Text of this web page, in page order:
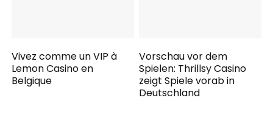
Vivez comme un VIP à
Lemon Casino en
Belgique
Vorschau vor dem
Spielen: Thrillsy Casino
zeigt Spiele vorab in
Deutschland